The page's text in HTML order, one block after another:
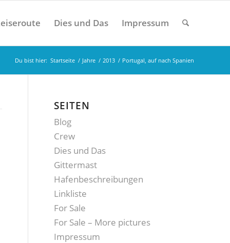
Dies und Das Impressum
Du bist hier: Startseite / Jahre / 2013 / Portugal, auf nach Spanien
SEITEN
Blog
Crew
Dies und Das
Gittermast
Hafenbeschreibungen
Linkliste
For Sale
For Sale – More pictures
Impressum